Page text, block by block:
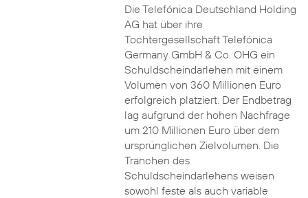
Die Telefónica Deutschland Holding
AG hat über ihre
Tochtergesellschaft Telefónica
Germany GmbH & Co. OHG ein
Schuldscheindarlehen mit einem
Volumen von 360 Millionen Euro
erfolgreich platziert. Der Endbetrag
lag aufgrund der hohen Nachfrage
um 210 Millionen Euro über dem
ursprünglichen Zielvolumen. Die
Tranchen des
Schuldscheindarlehens weisen
sowohl feste als auch variable